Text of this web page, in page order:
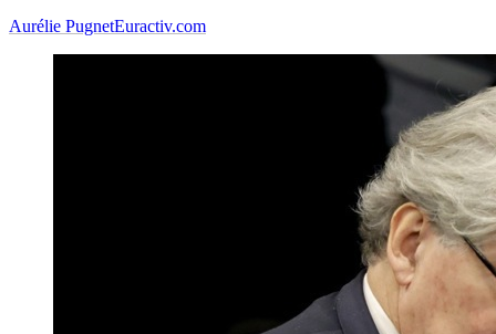
Aurélie PugnetEuractiv.com